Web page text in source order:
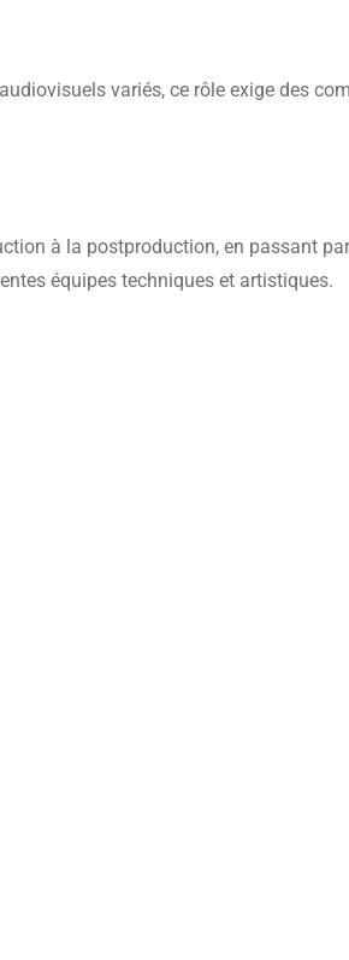
variés, ce rôle exige des
à la postproduction, en passant
équipes techniques et artistiques.